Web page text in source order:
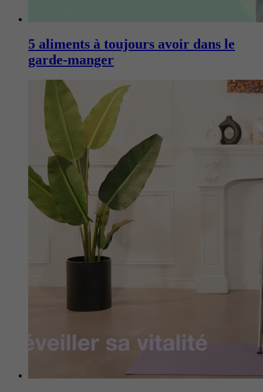
5 aliments à toujours avoir dans le
garde-manger